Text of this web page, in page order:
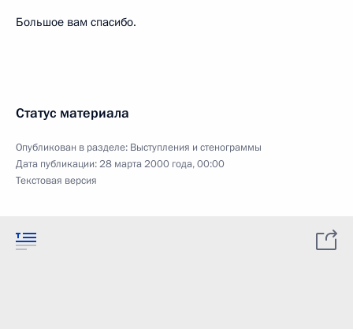
Большое вам спасибо.
Статус материала
Опубликован в разделе: Выступления и стенограммы
Дата публикации:28 марта 2000 года, 00:00
Текстовая версия